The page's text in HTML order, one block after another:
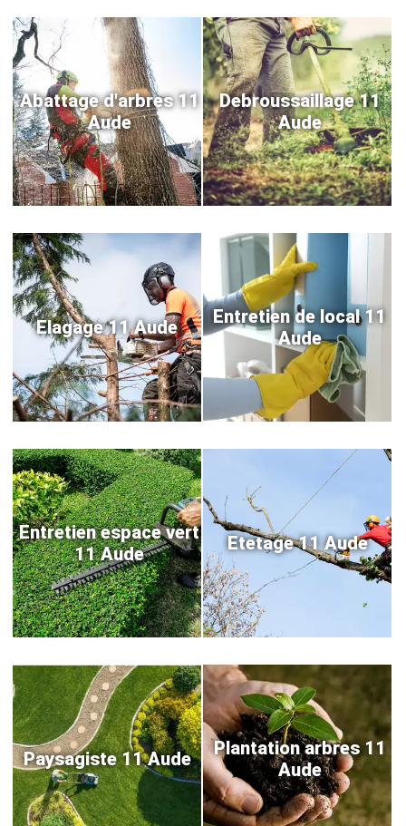
Abattage d'arbres 11
Aude
Debroussaillage 11
Aude
Elagage 11 Aude
Entretien de local 11
Aude
Entretien espace vert
11 Aude
Etetage 11 Aude
Paysagiste 11 Aude
Plantation arbres 11
Aude